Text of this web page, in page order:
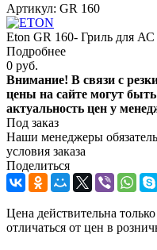
Артикул: GR 160
Eton GR 160- Гриль для
Подробнее
0 руб.
Внимание! В связи с
цены на сайте могут
актуальность цен у
Под заказ
Наши менеджеры
условия заказа
Поделиться
Цена действительна
отличаться от цен в